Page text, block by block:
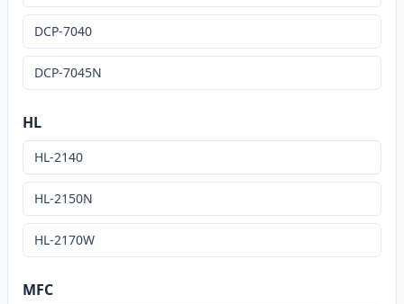
DCP-7040
DCP-7045N
HL
HL-2140
HL-2150N
HL-2170W
MFC